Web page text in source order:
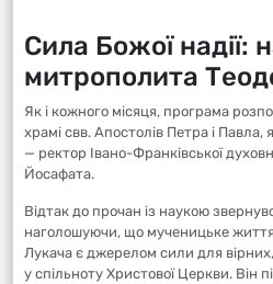
Сила Божої надії:
митрополита
Як і кожного місяця, програма
храмі свв. Апостолів Петра і Павла,
— ректор Івано-Франківської
Йосафата.
Відтак до прочан із наукою
наголошуючи, що мученицьке
Лукача є джерелом сили для
у спільноту Христової Церкви. Він